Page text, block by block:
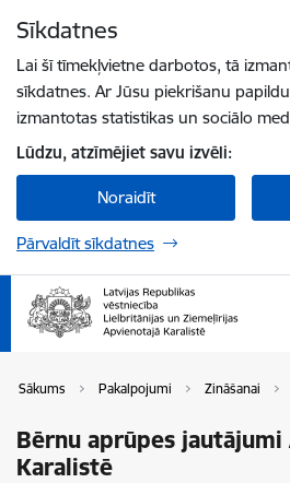
Sīkdatnes
Lai šī tīmekļvietne darbotos, tā
sīkdatnes. Ar Jūsu piekrišanu
izmantotas statistikas un sociālo
Lūdzu, atzīmējiet savu izvēli:
Noraidīt
Pārvaldīt sīkdatnes
Sākums Pakalpojumi Zināšanai
Bērnu aprūpes
Karalistē